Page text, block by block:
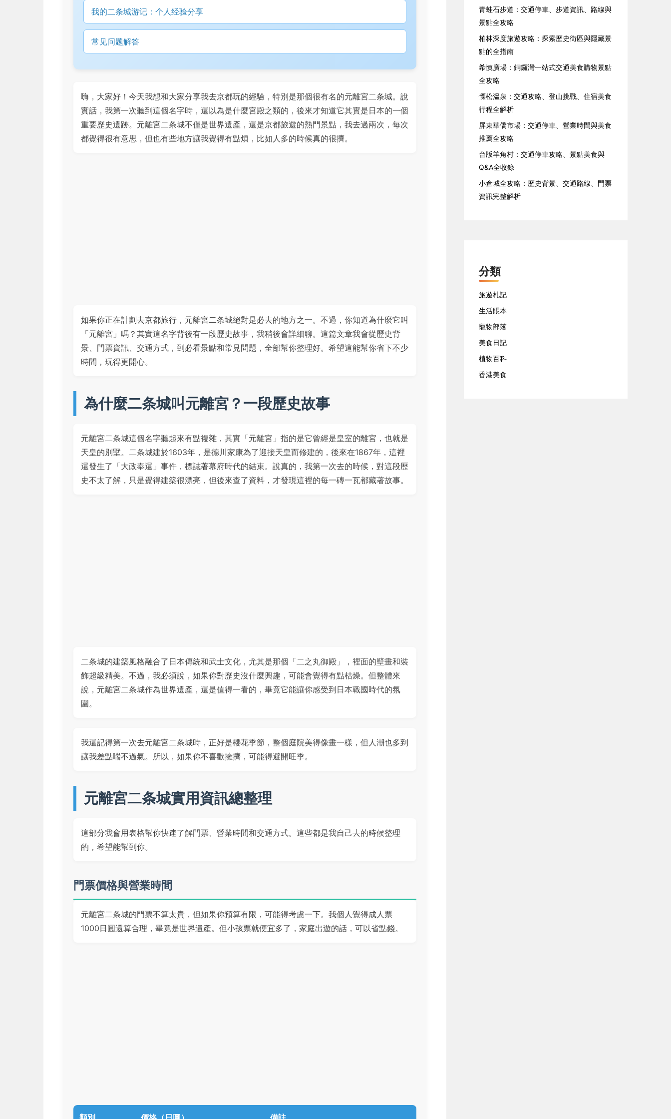
我的二条城游记：个人经验分享
常见问题解答
嗨，大家好！今天我想和大家分享我去京都玩的經驗，特別是那個很有名的元離宮二条城。說
實話，我第一次聽到這個名字時，還以為是什麼宮殿之類的，後來才知道它其實是日本的一個
重要歷史遺跡。元離宮二条城不僅是世界遺產，還是京都旅遊的熱門景點，我去過兩次，每次
都覺得很有意思，但也有些地方讓我覺得有點煩，比如人多的時候真的很擠。
如果你正在計劃去京都旅行，元離宮二条城絕對是必去的地方之一。不過，你知道為什麼它叫
「元離宮」嗎？其實這名字背後有一段歷史故事，我稍後會詳細聊。這篇文章我會從歷史背
景、門票資訊、交通方式，到必看景點和常見問題，全部幫你整理好。希望這能幫你省下不少
時間，玩得更開心。
為什麼二条城叫元離宮？一段歷史故事
元離宮二条城這個名字聽起來有點複雜，其實「元離宮」指的是它曾經是皇室的離宮，也就是
天皇的別墅。二条城建於1603年，是德川家康為了迎接天皇而修建的，後來在1867年，這裡
還發生了「大政奉還」事件，標誌著幕府時代的結束。說真的，我第一次去的時候，對這段歷
史不太了解，只是覺得建築很漂亮，但後來查了資料，才發現這裡的每一磚一瓦都藏著故事。
二条城的建築風格融合了日本傳統和武士文化，尤其是那個「二之丸御殿」，裡面的壁畫和裝
飾超級精美。不過，我必須說，如果你對歷史沒什麼興趣，可能會覺得有點枯燥。但整體來
說，元離宮二条城作為世界遺產，還是值得一看的，畢竟它能讓你感受到日本戰國時代的氛
圍。
我還記得第一次去元離宮二条城時，正好是櫻花季節，整個庭院美得像畫一樣，但人潮也多到
讓我差點喘不過氣。所以，如果你不喜歡擁擠，可能得避開旺季。
元離宮二条城實用資訊總整理
這部分我會用表格幫你快速了解門票、營業時間和交通方式。這些都是我自己去的時候整理
的，希望能幫到你。
門票價格與營業時間
元離宮二条城的門票不算太貴，但如果你預算有限，可能得考慮一下。我個人覺得成人票
1000日圓還算合理，畢竟是世界遺產。但小孩票就便宜多了，家庭出遊的話，可以省點錢。
青蛙石步道：交通停車、步道資訊、路線與
景點全攻略
柏林深度旅遊攻略：探索歷史街區與隱藏景
點的全指南
希慎廣場：銅鑼灣一站式交通美食購物景點
全攻略
慄松溫泉：交通攻略、登山挑戰、住宿美食
行程全解析
屏東華僑市場：交通停車、營業時間與美食
推薦全攻略
台版羊角村：交通停車攻略、景點美食與
Q&A全收錄
小倉城全攻略：歷史背景、交通路線、門票
資訊完整解析
分類
旅遊札記
生活賬本
寵物部落
美食日記
植物百科
香港美食